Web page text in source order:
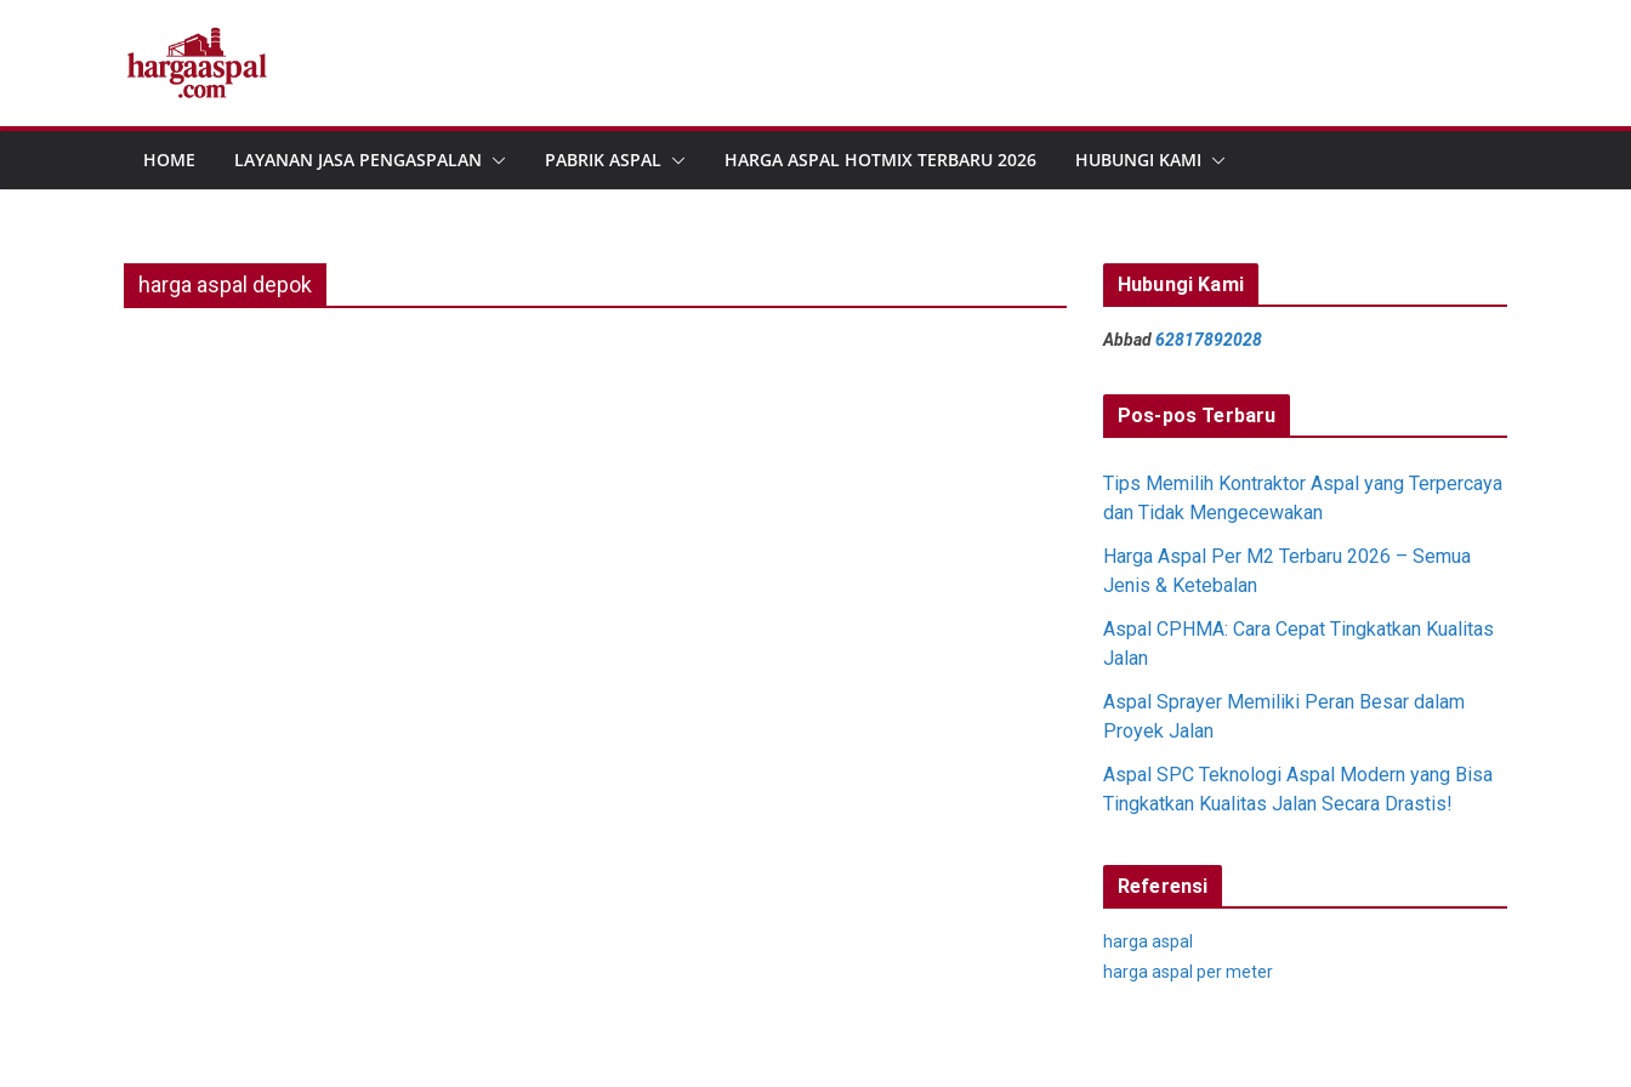
HOME LAYANAN JASA PENGASPALAN PABRIK ASPAL HARGA ASPAL HOTMIX TERBARU 2026 HUBUNGI KAMI
harga aspal depok Hubungi Kami
Abbad62817892028
Pos-pos Terbaru
Tips Memilih Kontraktor Aspal yang Terpercaya
dan Tidak Mengecewakan
Harga Aspal Per M2 Terbaru 2026 – Semua
Jenis & Ketebalan
Aspal CPHMA: Cara Cepat Tingkatkan Kualitas
Jalan
Aspal Sprayer Memiliki Peran Besar dalam
Proyek Jalan
Aspal SPC Teknologi Aspal Modern yang Bisa
Tingkatkan Kualitas Jalan Secara Drastis!
Referensi
harga aspal
harga aspal per meter